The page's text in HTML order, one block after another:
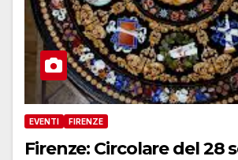
EVENTI FIRENZE
Firenze: Circolare del 28